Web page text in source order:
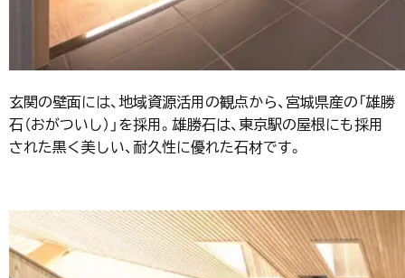
玄関の壁面には、地域資源活用の観点から、宮城県産の「雄勝
石（おがついし）」を採用。雄勝石は、東京駅の屋根にも採用
された黒く美しい、耐久性に優れた石材です。